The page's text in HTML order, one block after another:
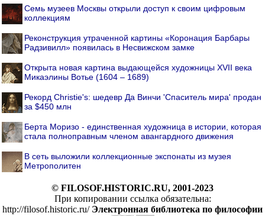
Семь музеев Москвы открыли доступ к своим цифровым
коллекциям
Реконструкция утраченной картины «Коронация Барбары
Радзивилл» появилась в Несвижском замке
Открыта новая картина выдающейся художницы XVII века
Микаэлины Вотье (1604 – 1689)
Рекорд Christie's: шедевр Да Винчи 'Спаситель мира' продан
за $450 млн
Берта Моризо - единственная художница в истории, которая
стала полноправным членом авангардного движения
В сеть выложили коллекционные экспонаты из музея
Метрополитен
© FILOSOF.HISTORIC.RU, 2001-2023
При копировании ссылка обязательна:
http://filosof.historic.ru/ Электронная библиотека по философии